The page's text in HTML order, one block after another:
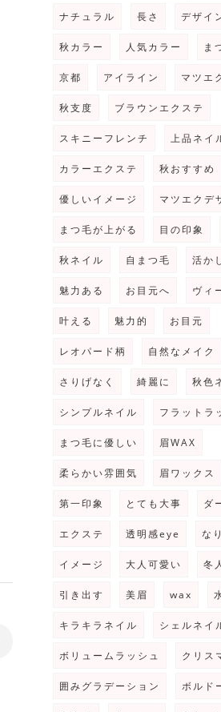
ナチュラル 長さ デザイ
秋カラー 人気カラー ま
京都 アイライン マツエ
秋支度 ブラウンエクステ
スキニーフレンチ 上品ネイ
カラーエクステ 秋おすすめ
優しいイメージ マツエクデ
まつ毛が上がる 目の印象
秋ネイル 自まつ毛 活か
魅力ある お目元へ ヴィ
叶える 魅力的 お目元
レオパード柄 自然なメイク
さりげなく 綺麗に 秋色
シンプルネイル フラットラ
まつ毛に優しい 眉WAX
柔らかい雰囲気 眉ワックス
第一印象 とても大事 ダ
エクステ 透明感eye な
イメージ 大人可愛い 冬
引き出す 美眉 wax
キラキラネイル シェルネイ
ボリュームラッシュ クリス
囲みグラデーション ボルド